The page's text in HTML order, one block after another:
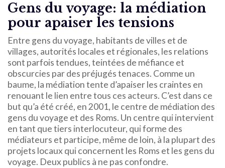
Gens du voyage: la médiation
pour apaiser les tensions
Entre gens du voyage, habitants de villes et de
villages, autorités locales et régionales, les relations
sont parfois tendues, teintées de méfiance et
obscurcies par des préjugés tenaces. Comme un
baume, la médiation tente d’apaiser les craintes en
renouant le lien entre tous ces acteurs. C’est dans ce
but qu’a été créé, en 2001, le centre de médiation des
gens du voyage et des Roms. Un centre qui intervient
en tant que tiers interlocuteur, qui forme des
médiateurs et participe, même de loin, à la plupart des
projets locaux qui concernent les Roms et les gens du
voyage. Deux publics à ne pas confondre.